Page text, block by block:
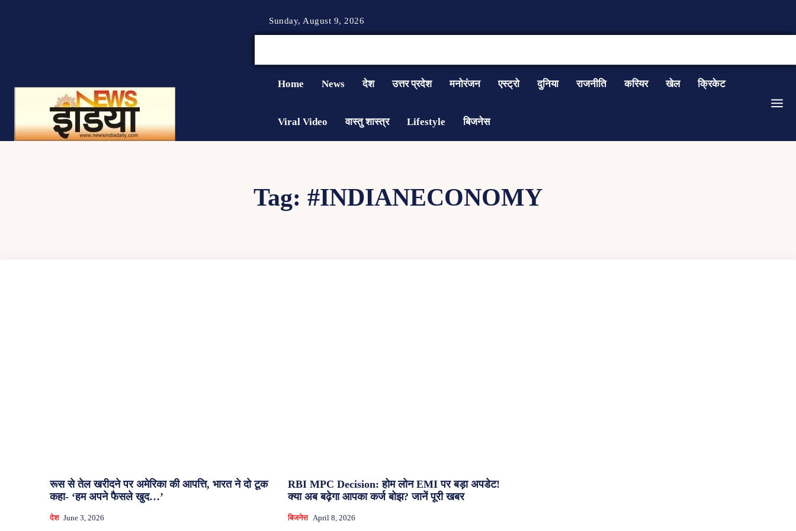
Sunday, August 9, 2026
Home News देश उत्तर प्रदेश मनोरंजन एस्ट्रो दुनिया राजनीति करियर खेल क्रिकेट
Viral Video वास्तु शास्त्र Lifestyle बिजनेस
Tag: #INDIANECONOMY
रूस से तेल खरीदने पर अमेरिका की आपत्ति, भारत ने दो टूक
कहा- ‘हम अपने फैसले खुद…’
देश June 3, 2026
RBI MPC Decision: होम लोन EMI पर बड़ा अपडेट!
क्या अब बढ़ेगा आपका कर्ज बोझ? जानें पूरी खबर
बिजनेस April 8, 2026